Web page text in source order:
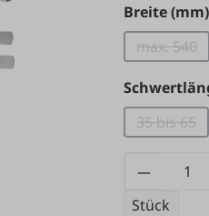
Breite (mm)
max. 540
(Diese
35 bis 65
(Diese
Stück